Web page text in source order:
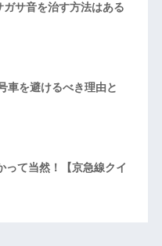
サ音を治す方法はある
車を避けるべき理由と
って当然！【京急線クイ